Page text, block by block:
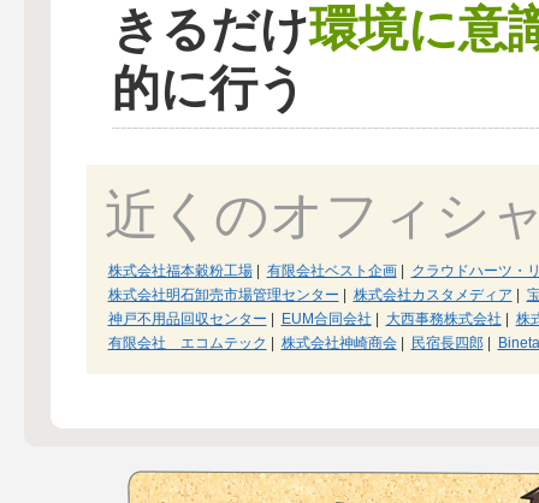
きるだけ環境に意
的に行う
近くのオフィシ
株式会社福本穀粉工場| 有限会社ベスト企画|
クラウドハーツ・
株式会社明石卸売市場管理センター
株式会社カスタメディア
神戸不用品回収センター
EUM合同会社 大西事務株式会社
株
有限会社 エコムテック
株式会社神崎商会| 民宿長四郎| Bineta